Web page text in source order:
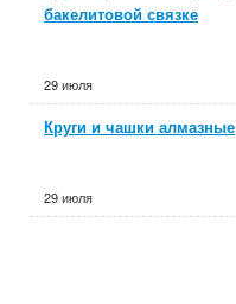
бакелитовой связке
29 июля
Круги и чашки алмазные
29 июля